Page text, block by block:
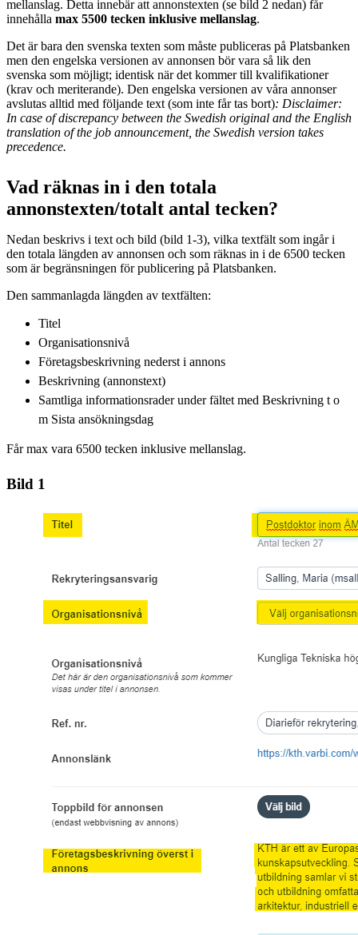
mellanslag. Detta innebär att annonstexten (se bild 2 nedan) får
innehålla max 5500 tecken inklusive mellanslag.
Det är bara den svenska texten som måste publiceras på Platsbanken
men den engelska versionen av annonsen bör vara så lik den
svenska som möjligt; identisk när det kommer till kvalifikationer
(krav och meriterande). Den engelska versionen av våra annonser
avslutas alltid med följande text (som inte får tas bort): Disclaimer:
In case of discrepancy between the Swedish original and the English
translation of the job announcement, the Swedish version takes
precedence.
Vad räknas in i den totala
annonstexten/totalt antal tecken?
Nedan beskrivs i text och bild (bild 1-3), vilka textfält som ingår i
den totala längden av annonsen och som räknas in i de 6500 tecken
som är begränsningen för publicering på Platsbanken.
Den sammanlagda längden av textfälten:
Titel
Organisationsnivå
Företagsbeskrivning nederst i annons
Beskrivning (annonstext)
Samtliga informationsrader under fältet med Beskrivning t o
m Sista ansökningsdag
Får max vara 6500 tecken inklusive mellanslag.
Bild 1